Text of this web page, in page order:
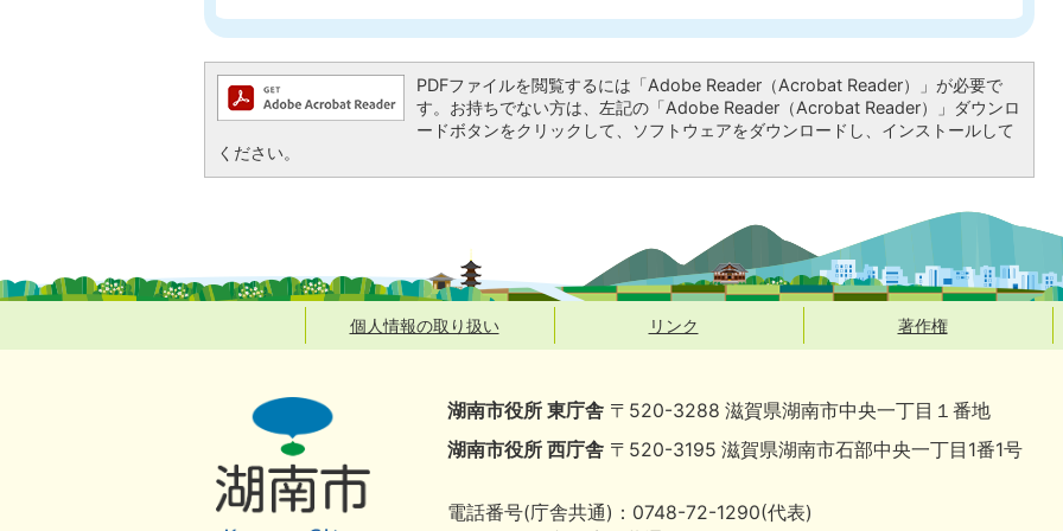
PDFファイルを閲覧するには「Adobe Reader（Acrobat Reader）」が必要で
す。お持ちでない方は、左記の「Adobe Reader（Acrobat Reader）」ダウンロ
ードボタンをクリックして、ソフトウェアをダウンロードし、インストールして
ください。
個人情報の取り扱い リンク 著作権
湖南市役所 東庁舎 〒520-3288 滋賀県湖南市中央一丁目１番地
湖南市役所 西庁舎 〒520-3195 滋賀県湖南市石部中央一丁目1番1号
電話番号(庁舎共通)：0748-72-1290(代表)